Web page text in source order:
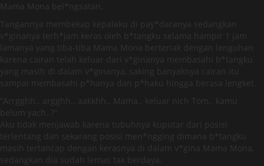
Mama Mona bel*ngsatan,
Tangannya membekap kepalaku di pay*daranya sedangkan
v*ginanya terh*jam keras oleh b*tangku selama hampir 1 jam
lamanya yang tiba-tiba Mama Mona berteriak dengan lenguhan
karena cairan telah keluar dari v*ginanya membasahi b*tangku
yang masih di dalam v*ginanya, saking banyaknya cairan itu
sampai membasahi p*hanya dan p*haku hingga berasa lengket.
“Arrgghh.. argghh.. aakkhh.. Mama.. keluar nich Tom.. kamu
belum yach..?”
Aku tidak menjawab karena tubuhnya kuputar dari posisi
terlentang dan sekarang posisi men*ngging dimana b*tangku
masih tertancap dengan kerasnya di dalam v*gina Mama Mona,
sedangkan dia sudah lemas tak berdaya.